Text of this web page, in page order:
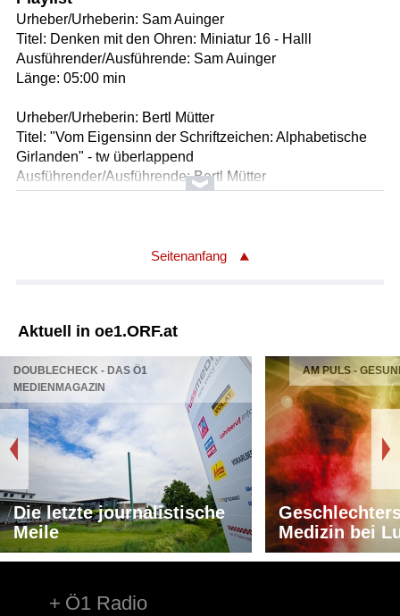
Urheber/Urheberin: Sam Auinger
Titel: Denken mit den Ohren: Miniatur 16 - Halll
Ausführender/Ausführende: Sam Auinger
Länge: 05:00 min
Urheber/Urheberin: Bertl Mütter
Titel: "Vom Eigensinn der Schriftzeichen: Alphabetische
Girlanden" - tw überlappend
Ausführender/Ausführende: Bertl Mütter
Länge: 44:20 min
Seitenanfang
Aktuell in oe1.ORF.at
DOUBLECHECK - DAS Ö1
MEDIENMAGAZIN
Die letzte journalistische
Meile
AM PULS -
Medizin bei
Ö1 Radio